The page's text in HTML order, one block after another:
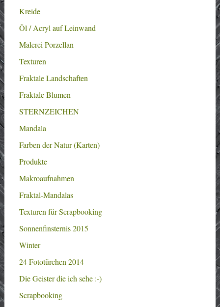
Kreide
Öl / Acryl auf Leinwand
Malerei Porzellan
Texturen
Fraktale Landschaften
Fraktale Blumen
STERNZEICHEN
Mandala
Farben der Natur (Karten)
Produkte
Makroaufnahmen
Fraktal-Mandalas
Texturen für Scrapbooking
Sonnenfinsternis 2015
Winter
24 Fototürchen 2014
Die Geister die ich sehe :-)
Scrapbooking